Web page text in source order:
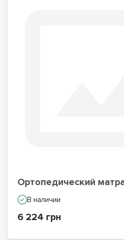
Ортопедический
В наличии
6 224 грн